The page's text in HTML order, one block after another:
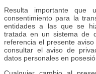
Resulta importante que
consentimiento para la
entidades a las que se
tratada en un sistema de
referencia el presente
consultar el aviso de
datos personales en